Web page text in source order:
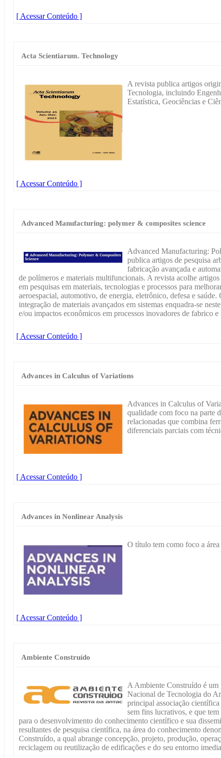
[ Acessar Conteúdo ]
Acta Scientiarum. Technology
A revista publica artigos
Tecnologia, incluindo
Estatística, Geociências e
[ Acessar Conteúdo ]
Advanced Manufacturing: polymer & composites science
Advanced Manufacturing:
publica artigos de pesquisa
fabricação avançada e
de polímeros e materiais multifuncionais. A revista acolhe
em pesquisas em materiais, tecnologias e processos para
aeroespacial, automotivo, de energia, eletrônico, defesa e
integração de materiais avançados em sistemas enquadra-se
e/ou impactos econômicos em processos inovadores de fabrico e
[ Acessar Conteúdo ]
Advances in Calculus of Variations
Advances in Calculus of
qualidade com foco na parte
relacionadas que combina
diferenciais parciais com
[ Acessar Conteúdo ]
Advances in Nonlinear Analysis
O título tem como foco a
[ Acessar Conteúdo ]
Ambiente Construído
A Ambiente Construído é
Nacional de Tecnologia do
principal associação
sem fins lucrativos, e que
para o desenvolvimento do conhecimento científico e sua
resultantes de pesquisa científica, na área do conhecimento
Construído, a qual abrange concepção, projeto, produção,
reciclagem ou reutilização de edificações e do seu entorno